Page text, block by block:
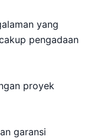
yang
pengadaan
proyek
garansi